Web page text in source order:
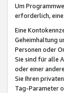
Um
erforderlich,
Eine
Geheimhaltung
Personen oder
Sie sind für alle
oder einer
Sie Ihren
Tag-Parameter